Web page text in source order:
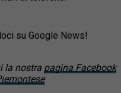
su Google News!
la nostra pagina Facebook